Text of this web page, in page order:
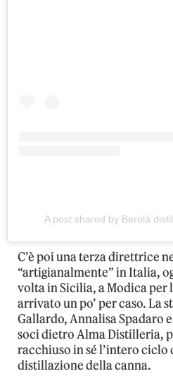
A post shared by Berolà
C’è poi una terza direttrice
“artigianalmente” in Italia,
volta in Sicilia, a Modica per
arrivato un po’ per caso. La
Gallardo, Annalisa Spadaro
soci dietro Alma Distilleria,
racchiuso in sé l’intero ciclo
distillazione della canna.